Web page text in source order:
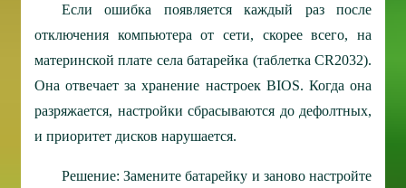
Если ошибка появляется каждый раз после
отключения компьютера от сети, скорее всего, на
материнской плате села батарейка (таблетка CR2032).
Она отвечает за хранение настроек BIOS. Когда она
разряжается, настройки сбрасываются до дефолтных,
и приоритет дисков нарушается.
Решение: Замените батарейку и заново настройте